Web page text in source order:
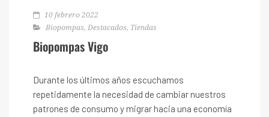
10 febrero 2022
Biopompas, Destacados, Tiendas
Biopompas Vigo
Durante los últimos años escuchamos
repetidamente la necesidad de cambiar nuestros
patrones de consumo y migrar hacia una economía